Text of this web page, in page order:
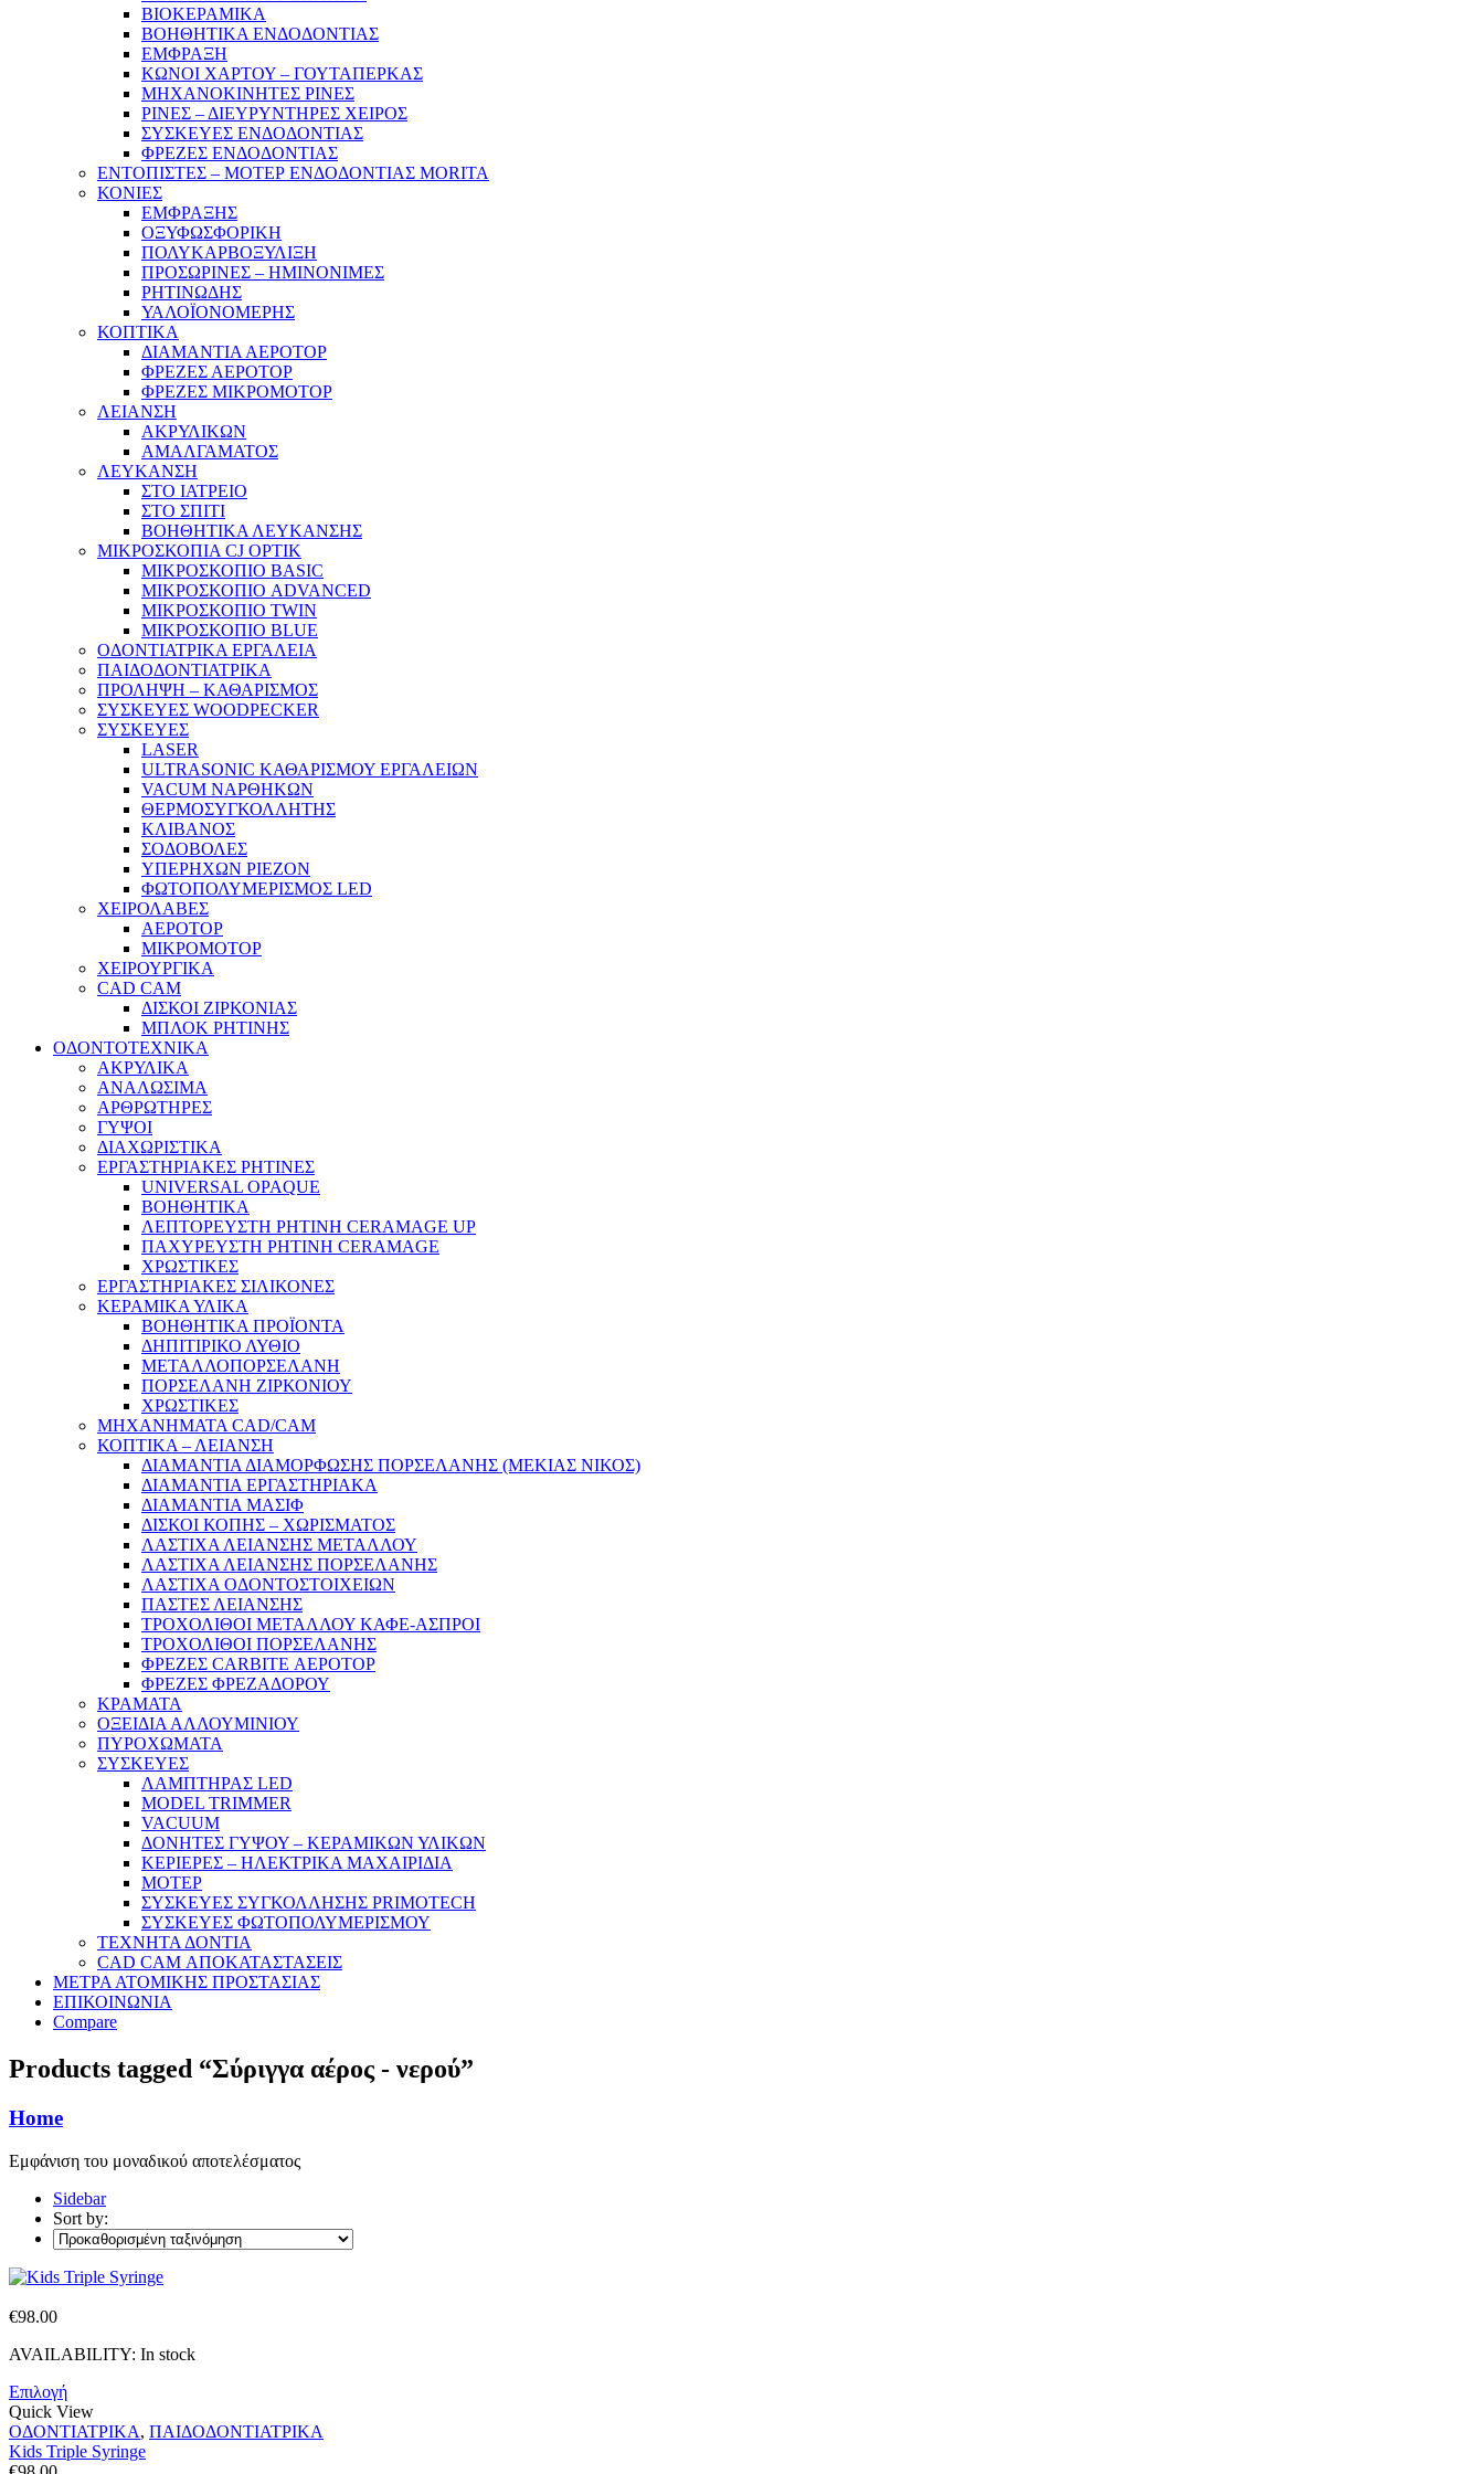
ΒΙΟΚΕΡΑΜΙΚΑ
ΒΟΗΘΗΤΙΚΑ ΕΝΔΟΔΟΝΤΙΑΣ
ΕΜΦΡΑΞΗ
ΚΩΝΟΙ ΧΑΡΤΟΥ – ΓΟΥΤΑΠΕΡΚΑΣ
ΜΗΧΑΝΟΚΙΝΗΤΕΣ ΡΙΝΕΣ
ΡΙΝΕΣ – ΔΙΕΥΡΥΝΤΗΡΕΣ ΧΕΙΡΟΣ
ΣΥΣΚΕΥΕΣ ΕΝΔΟΔΟΝΤΙΑΣ
ΦΡΕΖΕΣ ΕΝΔΟΔΟΝΤΙΑΣ
ΕΝΤΟΠΙΣΤΕΣ – ΜΟΤΕΡ ΕΝΔΟΔΟΝΤΙΑΣ MORITA
ΚΟΝΙΕΣ
ΕΜΦΡΑΞΗΣ
ΟΞΥΦΩΣΦΟΡΙΚΗ
ΠΟΛΥΚΑΡΒΟΞΥΛΙΞΗ
ΠΡΟΣΩΡΙΝΕΣ – ΗΜΙΝΟΝΙΜΕΣ
ΡΗΤΙΝΩΔΗΣ
ΥΑΛΟΪΟΝΟΜΕΡΗΣ
ΚΟΠΤΙΚΑ
ΔΙΑΜΑΝΤΙΑ ΑΕΡΟΤΟΡ
ΦΡΕΖΕΣ ΑΕΡΟΤΟΡ
ΦΡΕΖΕΣ ΜΙΚΡΟΜΟΤΟΡ
ΛΕΙΑΝΣΗ
ΑΚΡΥΛΙΚΩΝ
ΑΜΑΛΓΑΜΑΤΟΣ
ΛΕΥΚΑΝΣΗ
ΣΤΟ ΙΑΤΡΕΙΟ
ΣΤΟ ΣΠΙΤΙ
ΒΟΗΘΗΤΙΚΑ ΛΕΥΚΑΝΣΗΣ
ΜΙΚΡΟΣΚΟΠΙΑ CJ OPTIK
ΜΙΚΡΟΣΚΟΠΙΟ BASIC
ΜΙΚΡΟΣΚΟΠΙΟ ADVANCED
ΜΙΚΡΟΣΚΟΠΙΟ TWIN
ΜΙΚΡΟΣΚΟΠΙΟ BLUE
ΟΔΟΝΤΙΑΤΡΙΚΑ ΕΡΓΑΛΕΙΑ
ΠΑΙΔΟΔΟΝΤΙΑΤΡΙΚΑ
ΠΡΟΛΗΨΗ – ΚΑΘΑΡΙΣΜΟΣ
ΣΥΣΚΕΥΕΣ WOODPECKER
ΣΥΣΚΕΥΕΣ
LASER
ULTRASONIC ΚΑΘΑΡΙΣΜΟΥ ΕΡΓΑΛΕΙΩΝ
VACUM ΝΑΡΘΗΚΩΝ
ΘΕΡΜΟΣΥΓΚΟΛΛΗΤΗΣ
ΚΛΙΒΑΝΟΣ
ΣΟΔΟΒΟΛΕΣ
ΥΠΕΡΗΧΩΝ PIEZON
ΦΩΤΟΠΟΛΥΜΕΡΙΣΜΟΣ LED
ΧΕΙΡΟΛΑΒΕΣ
ΑΕΡΟΤΟΡ
ΜΙΚΡΟΜΟΤΟΡ
ΧΕΙΡΟΥΡΓΙΚΑ
CAD CAM
ΔΙΣΚΟΙ ΖΙΡΚΟΝΙΑΣ
ΜΠΛΟΚ ΡΗΤΙΝΗΣ
ΟΔΟΝΤΟΤΕΧΝΙΚΑ
ΑΚΡΥΛΙΚΑ
ΑΝΑΛΩΣΙΜΑ
ΑΡΘΡΩΤΗΡΕΣ
ΓΥΨΟΙ
ΔΙΑΧΩΡΙΣΤΙΚΑ
ΕΡΓΑΣΤΗΡΙΑΚΕΣ ΡΗΤΙΝΕΣ
UNIVERSAL OPAQUE
ΒΟΗΘΗΤΙΚΑ
ΛΕΠΤΟΡΕΥΣΤΗ ΡΗΤΙΝΗ CERAMAGE UP
ΠΑΧΥΡΕΥΣΤΗ ΡΗΤΙΝΗ CERAMAGE
ΧΡΩΣΤΙΚΕΣ
ΕΡΓΑΣΤΗΡΙΑΚΕΣ ΣΙΛΙΚΟΝΕΣ
ΚΕΡΑΜΙΚΑ ΥΛΙΚΑ
ΒΟΗΘΗΤΙΚΑ ΠΡΟΪΟΝΤΑ
ΔΗΠΙΤΙΡΙΚΟ ΛΥΘΙΟ
ΜΕΤΑΛΛΟΠΟΡΣΕΛΑΝΗ
ΠΟΡΣΕΛΑΝΗ ΖΙΡΚΟΝΙΟΥ
ΧΡΩΣΤΙΚΕΣ
ΜΗΧΑΝΗΜΑΤΑ CAD/CAM
ΚΟΠΤΙΚΑ – ΛΕΙΑΝΣΗ
ΔΙΑΜΑΝΤΙΑ ΔΙΑΜΟΡΦΩΣΗΣ ΠΟΡΣΕΛΑΝΗΣ (ΜΕΚΙΑΣ ΝΙΚΟΣ)
ΔΙΑΜΑΝΤΙΑ ΕΡΓΑΣΤΗΡΙΑΚΑ
ΔΙΑΜΑΝΤΙΑ ΜΑΣΙΦ
ΔΙΣΚΟΙ ΚΟΠΗΣ – ΧΩΡΙΣΜΑΤΟΣ
ΛΑΣΤΙΧΑ ΛΕΙΑΝΣΗΣ ΜΕΤΑΛΛΟΥ
ΛΑΣΤΙΧΑ ΛΕΙΑΝΣΗΣ ΠΟΡΣΕΛΑΝΗΣ
ΛΑΣΤΙΧΑ ΟΔΟΝΤΟΣΤΟΙΧΕΙΩΝ
ΠΑΣΤΕΣ ΛΕΙΑΝΣΗΣ
ΤΡΟΧΟΛΙΘΟΙ ΜΕΤΑΛΛΟΥ ΚΑΦΕ-ΑΣΠΡΟΙ
ΤΡΟΧΟΛΙΘΟΙ ΠΟΡΣΕΛΑΝΗΣ
ΦΡΕΖΕΣ CARBITE ΑΕΡΟΤΟΡ
ΦΡΕΖΕΣ ΦΡΕΖΑΔΟΡΟΥ
ΚΡΑΜΑΤΑ
ΟΞΕΙΔΙΑ ΑΛΛΟΥΜΙΝΙΟΥ
ΠΥΡΟΧΩΜΑΤΑ
ΣΥΣΚΕΥΕΣ
ΛΑΜΠΤΗΡΑΣ LED
MODEL TRIMMER
VACUUM
ΔΟΝΗΤΕΣ ΓΥΨΟΥ – ΚΕΡΑΜΙΚΩΝ ΥΛΙΚΩΝ
ΚΕΡΙΕΡΕΣ – ΗΛΕΚΤΡΙΚΑ ΜΑΧΑΙΡΙΔΙΑ
ΜΟΤΕΡ
ΣΥΣΚΕΥΕΣ ΣΥΓΚΟΛΛΗΣΗΣ PRIMOTECH
ΣΥΣΚΕΥΕΣ ΦΩΤΟΠΟΛΥΜΕΡΙΣΜΟΥ
ΤΕΧΝΗΤΑ ΔΟΝΤΙΑ
CAD CAM ΑΠΟΚΑΤΑΣΤΑΣΕΙΣ
ΜΕΤΡΑ ΑΤΟΜΙΚΗΣ ΠΡΟΣΤΑΣΙΑΣ
ΕΠΙΚΟΙΝΩΝΙΑ
Compare
Products tagged “Σύριγγα αέρος - νερού”
Home
Εμφάνιση του μοναδικού αποτελέσματος
Sidebar
Sort by:
€98.00
AVAILABILITY: In stock
Επιλογή
Quick View
ΟΔΟΝΤΙΑΤΡΙΚΑ, ΠΑΙΔΟΔΟΝΤΙΑΤΡΙΚΑ
Kids Triple Syringe